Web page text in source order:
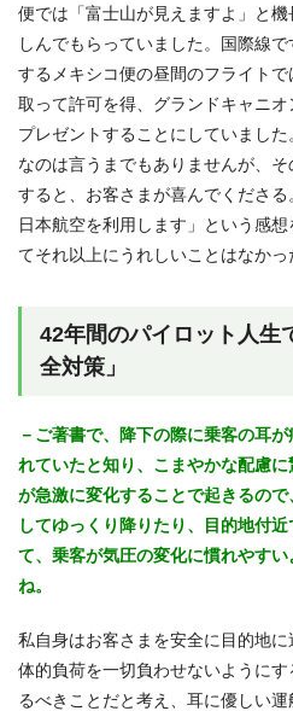
便では「富士山が見えますよ」と
しんでもらっていました。国際線
するメキシコ便の昼間のフライト
取って許可を得、グランドキャニ
プレゼントすることにしていまし
なのは言うまでもありませんが、
すると、お客さまが喜んでくださ
日本航空を利用します」という感
てそれ以上にうれしいことはなかっ
42年間のパイロット人生
全対策」
－ご著書で、降下の際に乗客の耳
れていたと知り、こまやかな配慮
が急激に変化することで起きるの
してゆっくり降りたり、目的地付
て、乗客が気圧の変化に慣れやす
ね。
私自身はお客さまを安全に目的地
体的負荷を一切負わせないように
るべきことだと考え、耳に優しい